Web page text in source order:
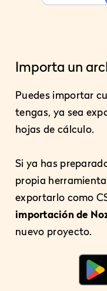
Importa un
Puedes importar
tengas, ya sea
hojas de cálculo.
Si ya has
propia
exportarlo como
importación de
nuevo proyecto.